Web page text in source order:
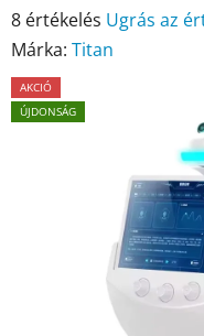
A
termék
átlagos
értékelése
8 értékelés Ugrás az
Márka: Titan
AKCIÓ
ÚJDONSÁG